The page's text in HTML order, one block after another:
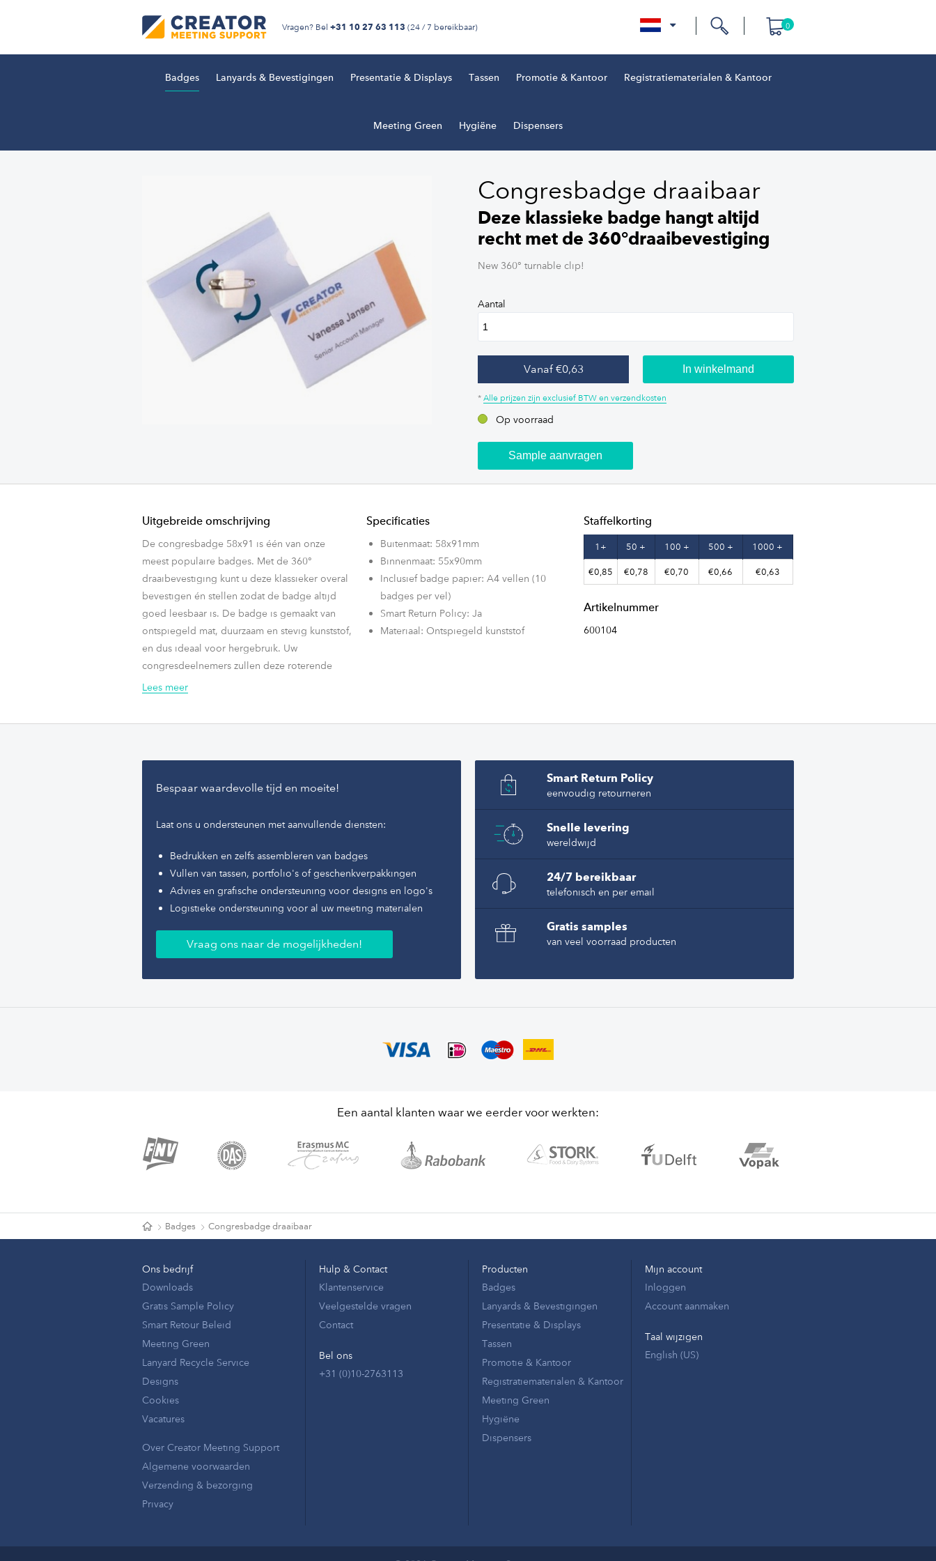
Vragen? Bel +31 10 27 63 113 (24 / 7 bereikbaar) 0
Badges Lanyards & Bevestigingen Presentatie & Displays Tassen Promotie & Kantoor Registratiematerialen & Kantoor
Meeting Green Hygiëne Dispensers
Congresbadge draaibaar
Deze klassieke badge hangt altijd
recht met de 360°draaibevestiging
New 360° turnable clip!
Aantal
Vanaf €0,63 In winkelmand
*Alle prijzen zijn exclusief BTW en verzendkosten
Op voorraad
Sample aanvragen
Uitgebreide omschrijving
De congresbadge 58x91 is één van onze
meest populaire badges. Met de 360°
draaibevestiging kunt u deze klassieker overal
bevestigen én stellen zodat de badge altijd
goed leesbaar is. De badge is gemaakt van
ontspiegeld mat, duurzaam en stevig kunststof,
en dus ideaal voor hergebruik. Uw
congresdeelnemers zullen deze roterende
congresbadge met kledingvriendelijke
Lees meer
Specificaties
Buitenmaat: 58x91mm
Binnenmaat: 55x90mm
Inclusief badge papier: A4 vellen (10
badges per vel)
Smart Return Policy: Ja
Materiaal: Ontspiegeld kunststof
Staffelkorting
1+ 50 + 100 + 500 + 1000 +
€0,85 €0,78 €0,70 €0,66 €0,63
Artikelnummer
600104
Bespaar waardevolle tijd en moeite!
Laat ons u ondersteunen met aanvullende diensten:
Bedrukken en zelfs assembleren van badges
Vullen van tassen, portfolio's of geschenkverpakkingen
Advies en grafische ondersteuning voor designs en logo's
Logistieke ondersteuning voor al uw meeting materialen
Vraag ons naar de mogelijkheden!
Smart Return Policy
eenvoudig retourneren
Snelle levering
wereldwijd
24/7 bereikbaar
telefonisch en per email
Gratis samples
van veel voorraad producten
Een aantal klanten waar we eerder voor werkten:
Badges Congresbadge draaibaar
Ons bedrijf
Downloads
Gratis Sample Policy
Smart Retour Beleid
Meeting Green
Lanyard Recycle Service
Designs
Cookies
Vacatures
Over Creator Meeting Support
Algemene voorwaarden
Verzending & bezorging
Privacy
Hulp & Contact
Klantenservice
Veelgestelde vragen
Contact
Bel ons
+31 (0)10-2763113
Producten
Badges
Lanyards & Bevestigingen
Presentatie & Displays
Tassen
Promotie & Kantoor
Registratiematerialen & Kantoor
Meeting Green
Hygiëne
Dispensers
Mijn account
Inloggen
Account aanmaken
Taal wijzigen
English (US)